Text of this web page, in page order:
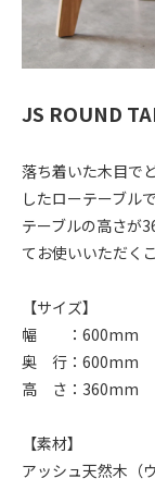
JS ROUND
落ち着いた木目で
したローテーブルで
テーブルの高さが
てお使いいただく
【サイズ】
幅 ：600mm
奥 行：600mm
高 さ：360mm
【素材】
アッシュ天然木（